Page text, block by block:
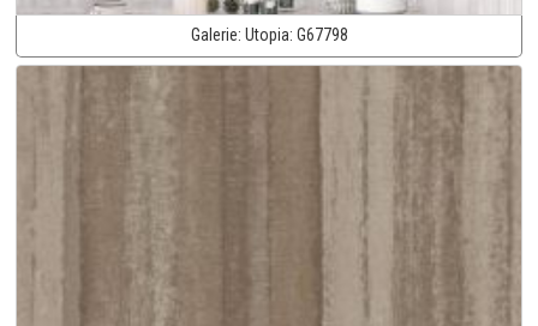
Galerie: Utopia: G67798